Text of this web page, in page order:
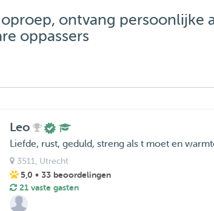
oproep, ontvang persoonlijke
oppassers
Leo
Liefde, rust, geduld, streng als t moet en
3511 , Utrecht
5,0 • 33 beoordelingen
21 vaste gasten